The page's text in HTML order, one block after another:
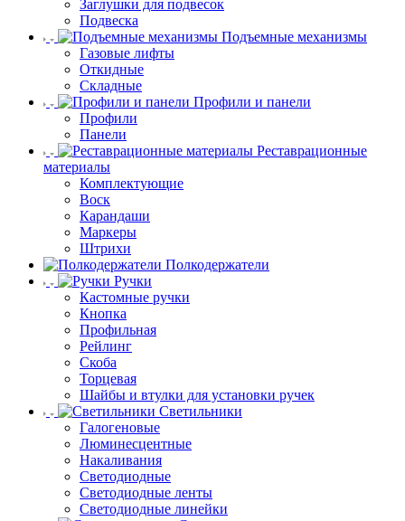
Заглушки для подвесок
Подвеска
Подъемные механизмы
Газовые лифты
Откидные
Складные
Профили и панели
Профили
Панели
Реставрационные
материалы
Комплектующие
Воск
Карандаши
Маркеры
Штрихи
Полкодержатели
Ручки
Кастомные ручки
Кнопка
Профильная
Рейлинг
Скоба
Торцевая
Шайбы и втулки для установки ручек
Светильники
Галогеновые
Люминесцентные
Накаливания
Светодиодные
Светодиодные ленты
Светодиодные линейки